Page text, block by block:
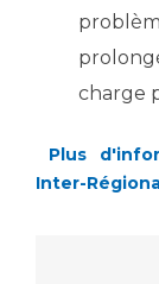
charge
Plus
Inter-